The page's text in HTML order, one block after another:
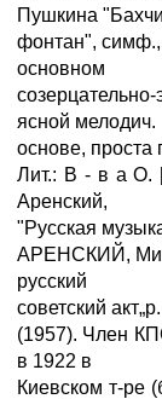
Пушкина
фонтан", симф.,
основном
ясной мелодич.
основе,
Лит.: В - в а О.
Аренский,
"Русская
АРЕНСКИЙ,
русский
советский
(1957). Член
в 1922 в
Киевском т-ре